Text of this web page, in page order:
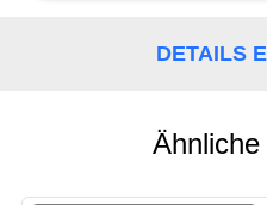
DETAILS